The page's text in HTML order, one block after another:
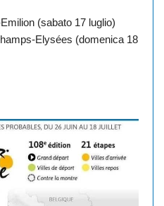
(sabato 17 luglio)
Elysées (domenica 18